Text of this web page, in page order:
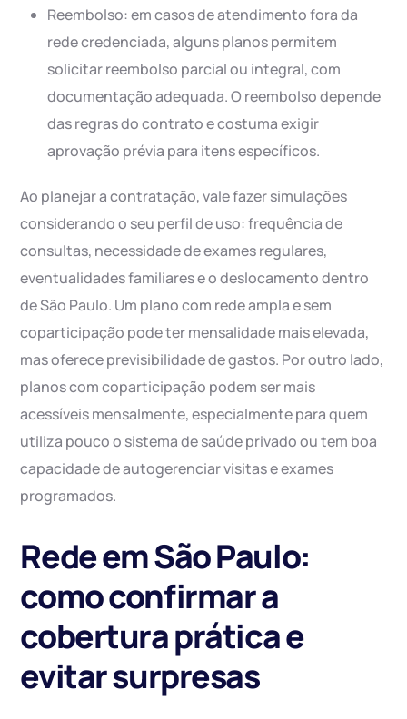
Reembolso: em casos de atendimento fora da
rede credenciada, alguns planos permitem
solicitar reembolso parcial ou integral, com
documentação adequada. O reembolso depende
das regras do contrato e costuma exigir
aprovação prévia para itens específicos.
Ao planejar a contratação, vale fazer simulações
considerando o seu perfil de uso: frequência de
consultas, necessidade de exames regulares,
eventualidades familiares e o deslocamento dentro
de São Paulo. Um plano com rede ampla e sem
coparticipação pode ter mensalidade mais elevada,
mas oferece previsibilidade de gastos. Por outro lado,
planos com coparticipação podem ser mais
acessíveis mensalmente, especialmente para quem
utiliza pouco o sistema de saúde privado ou tem boa
capacidade de autogerenciar visitas e exames
programados.
Rede em São Paulo:
como confirmar a
cobertura prática e
evitar surpresas